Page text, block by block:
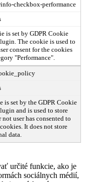
checkbox-performance
is set by GDPR Cookie
The cookie is used to
consent for the cookies
"Performance".
is set by the GDPR Cookie
and is used to store
not user has consented to
It does not store
data.
určité funkcie, ako je
sociálnych médií,